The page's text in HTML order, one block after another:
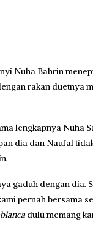
Nuha Bahrin
rakan duetnya
lengkapnya Nuha
dia dan Naufal
gaduh dengan dia.
pernah bersama
dulu memang